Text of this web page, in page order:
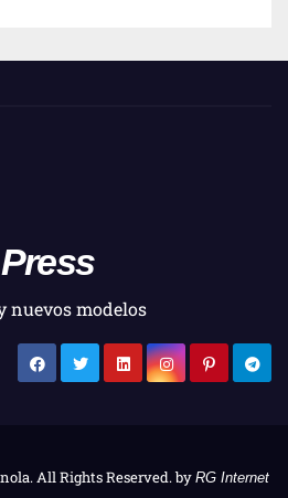
nuevos modelos
All Rights Reserved. by RG Internet